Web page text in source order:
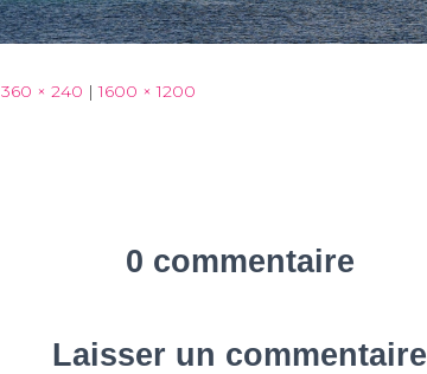
360 × 240 | 1600 × 1200
0 commentaire
Laisser un commentaire